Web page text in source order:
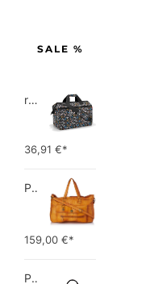
SALE %
reisenthel allrounder L pocket  Vielseitige Doktortasche für Reise, Arbeit und Freizeit  Mit praktischer Trolley…
36,91 €*
PIECES TOTALLY ROYAL LEATHER TRAVEL BAG 17055349 Damen Umhängetaschen ,1 Groesse (51 x 33 x 14,5 cm)
159,00 €*
Picard Unisex-Erwachsene Buddy Gepäck- Handgepäck